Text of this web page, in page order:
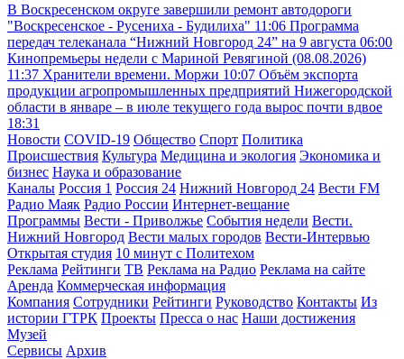
В Воскресенском округе завершили ремонт автодороги
"Воскресенское - Русениха - Будилиха" 11:06 Программа
передач телеканала “Нижний Новгород 24” на 9 августа 06:00
Кинопремьеры недели с Мариной Ревягиной (08.08.2026)
11:37 Хранители времени. Моржи 10:07 Объём экспорта
продукции агропромышленных предприятий Нижегородской
области в январе – в июле текущего года вырос почти вдвое
18:31
Новости COVID-19 Общество Спорт Политика
Происшествия Культура Медицина и экология Экономика и
бизнес Наука и образование
Каналы Россия 1 Россия 24 Нижний Новгород 24 Вести FM
Радио Маяк Радио России Интернет-вещание
Программы Вести - Приволжье События недели Вести.
Нижний Новгород Вести малых городов Вести-Интервью
Открытая студия 10 минут с Политехом
Реклама Рейтинги ТВ Реклама на Радио Реклама на сайте
Аренда Коммерческая информация
Компания Сотрудники Рейтинги Руководство Контакты Из
истории ГТРК Проекты Пресса о нас Наши достижения
Музей
Сервисы Архив